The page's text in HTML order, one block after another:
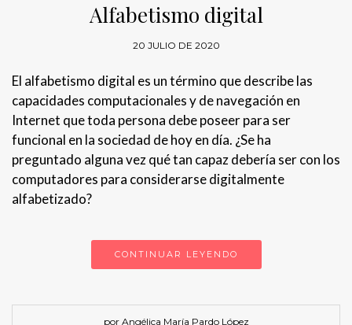
Alfabetismo digital
20 JULIO DE 2020
El alfabetismo digital es un término que describe las
capacidades computacionales y de navegación en
Internet que toda persona debe poseer para ser
funcional en la sociedad de hoy en día. ¿Se ha
preguntado alguna vez qué tan capaz debería ser con los
computadores para considerarse digitalmente
alfabetizado?
CONTINUAR LEYENDO
por Angélica María Pardo López